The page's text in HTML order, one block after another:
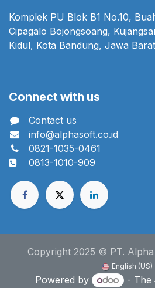
Komplek PU Blok B1 No.10,
Cipagalo Bojongsoang,
Kidul, Kota Bandung, Jawa
Connect with us
Contact us
info@alphasoft.co.id
0821-1035-0461
0813-1010-909
Copyright 2025 © PT.
English (US)
Powered by - The